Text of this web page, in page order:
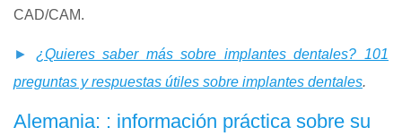
CAD/CAM.
►
¿Quieres saber más sobre implantes dentales? 101
preguntas y respuestas útiles sobre implantes dentales.
Alemania: : información práctica sobre su